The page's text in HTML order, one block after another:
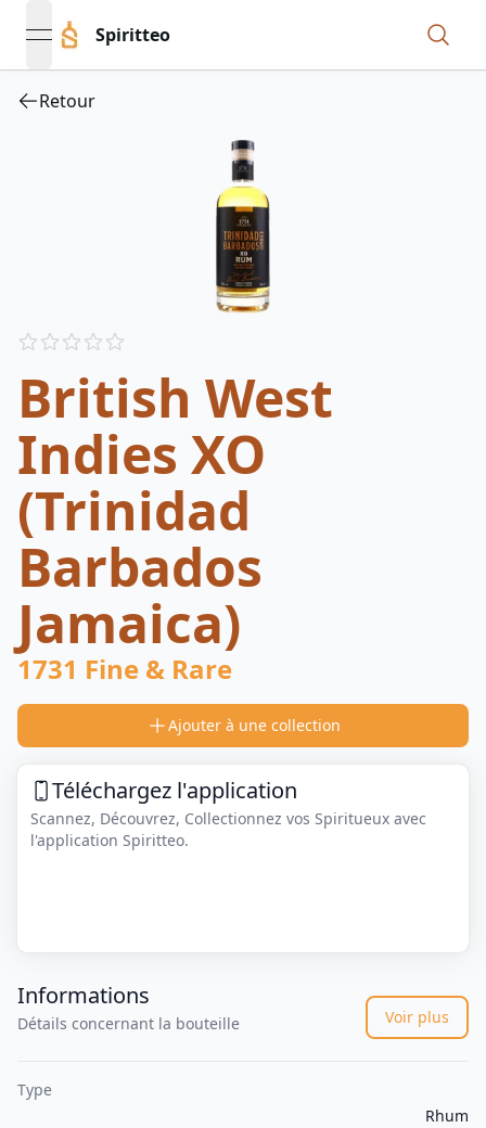
open navigation menu
Spiritteo
Retour
Reviews
British West
Indies XO
(Trinidad
Barbados
Jamaica)
1731 Fine & Rare
Ajouter à une collection
Téléchargez l'application
Scannez, Découvrez, Collectionnez vos Spiritueux avec
l'application Spiritteo.
Informations
Détails concernant la bouteille Voir plus
Type
Rhum